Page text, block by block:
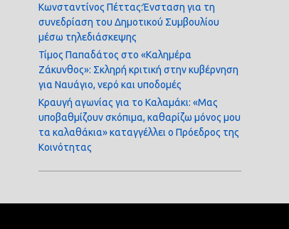
Κωνσταντίνος Πέττας:Ένσταση για τη
συνεδρίαση του Δημοτικού Συμβουλίου
μέσω τηλεδιάσκεψης
Τίμος Παπαδάτος στο «Καλημέρα
Ζάκυνθος»: Σκληρή κριτική στην κυβέρνηση
για Ναυάγιο, νερό και υποδομές
Κραυγή αγωνίας για το Καλαμάκι: «Μας
υποβαθμίζουν σκόπιμα, καθαρίζω μόνος μου
τα καλαθάκια» καταγγέλλει ο Πρόεδρος της
Κοινότητας